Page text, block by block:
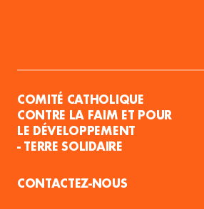
COMITÉ CATHOLIQUE
CONTRE LA FAIM ET POUR
LE DÉVELOPPEMENT
- TERRE SOLIDAIRE
CONTACTEZ-NOUS